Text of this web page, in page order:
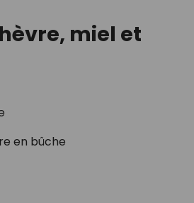
miel et
en bûche